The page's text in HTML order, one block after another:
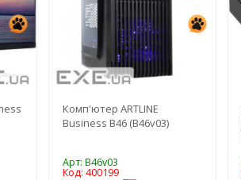
Комп'ютер ARTLINE
Business B46 (B46v03)
Арт: B46v03
Код: 400199